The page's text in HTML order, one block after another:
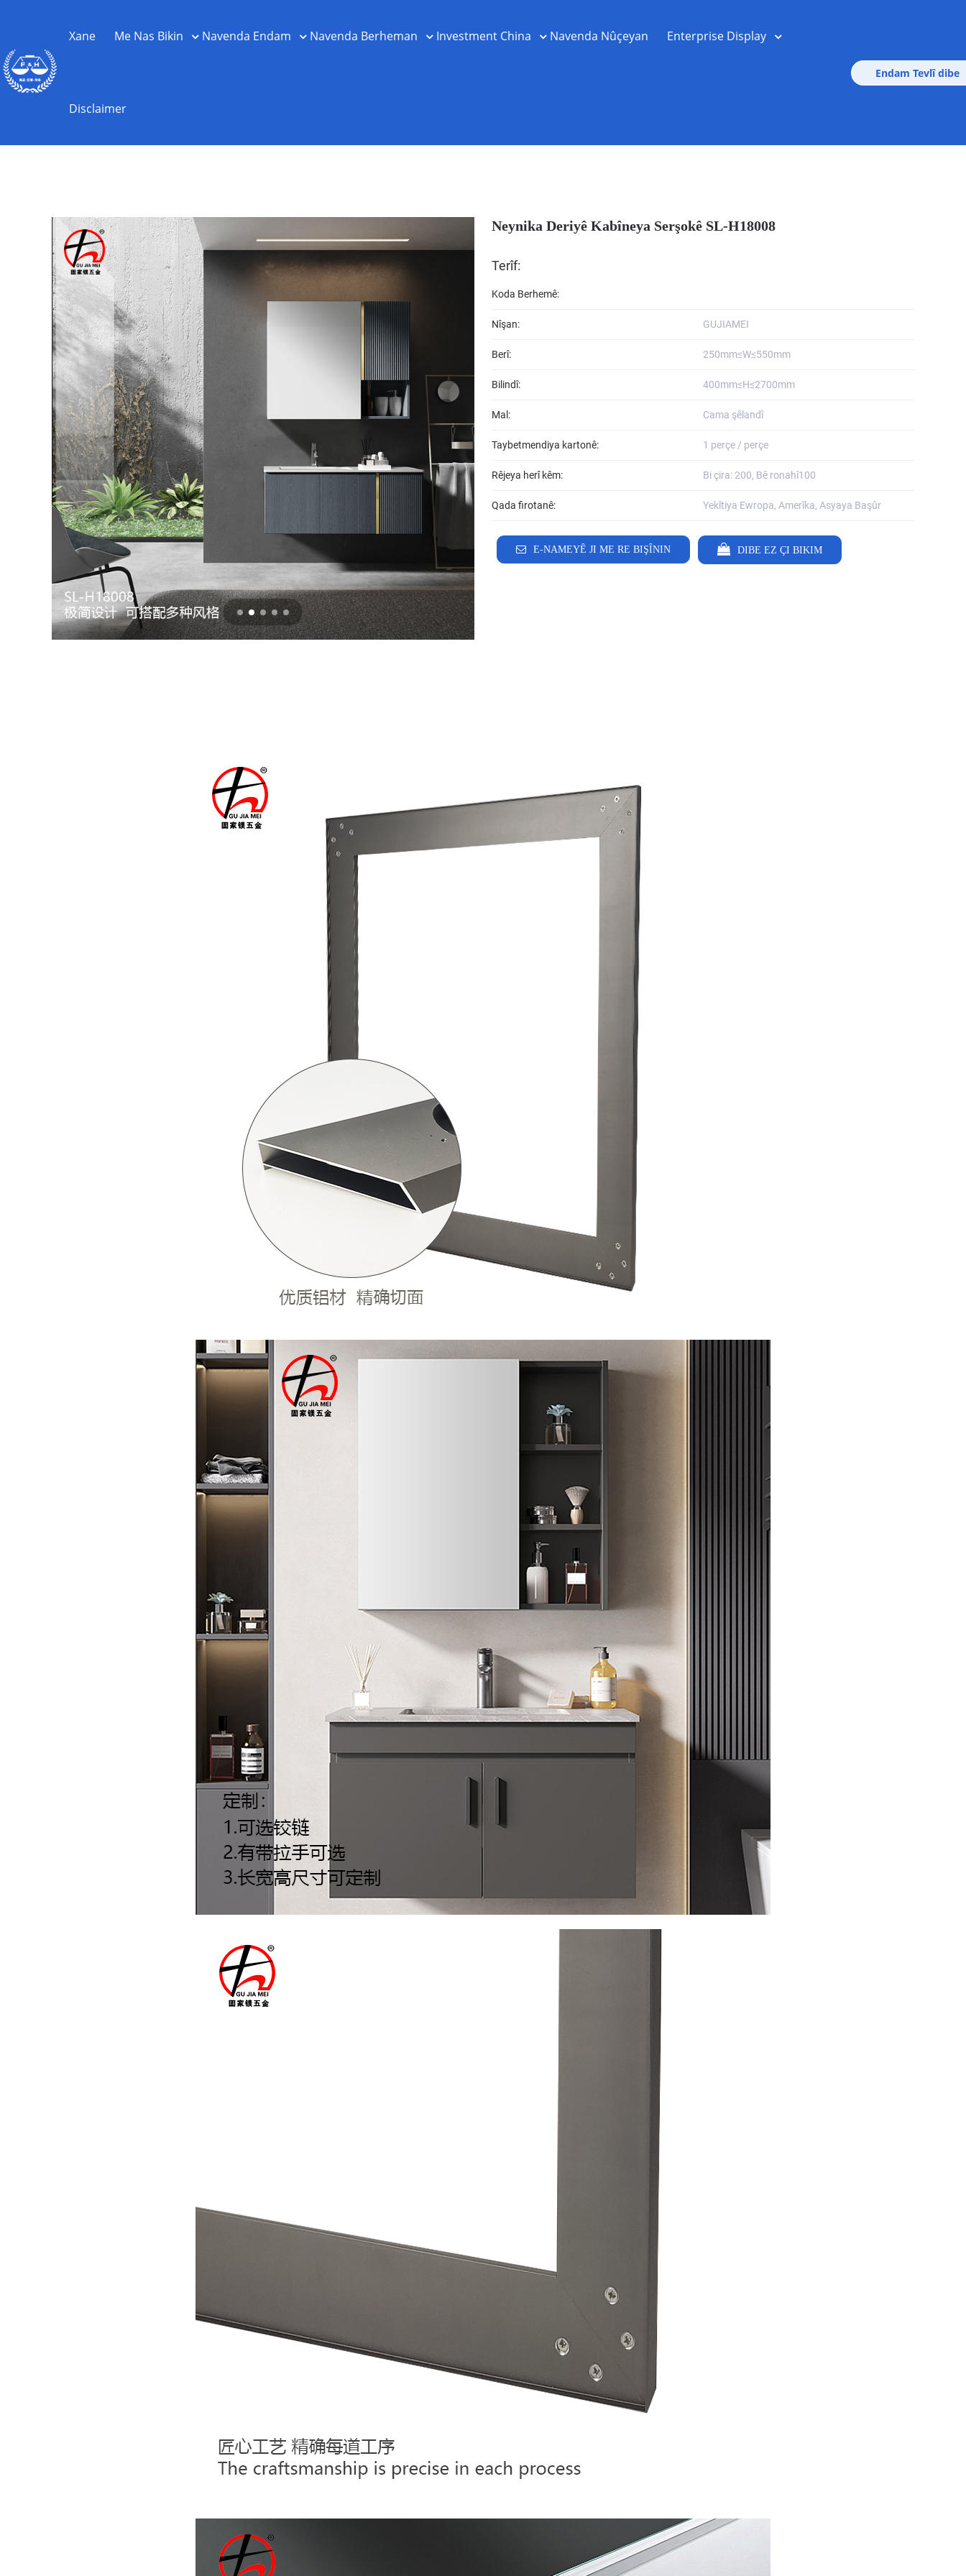
Xane Me Nas Bikin Navenda Endam Navenda Berheman Investment China Navenda Nûçeyan Enterprise Display
Disclaimer
Endam Tevlî dibe
Neynika Deriyê Kabîneya Serşokê SL-H18008
Terîf:
Koda Berhemê:
Nîşan: GUJIAMEI
Berî: 250mm≤W≤550mm
Bilindî: 400mm≤H≤2700mm
Mal: Cama şêlandî
Taybetmendiya kartonê: 1 perçe / perçe
Rêjeya herî kêm: Bi çira: 200, Bê ronahî100
Qada firotanê: Yekîtiya Ewropa, Amerîka, Asyaya Başûr
E-NAMEYÊ JI ME RE BIŞÎNIN DIBE EZ ÇI BIKIM